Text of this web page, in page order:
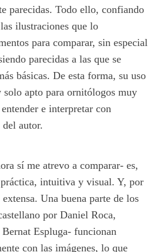
parecidas. Todo ello, confiando
ilustraciones que lo
para comparar, sin especial
parecidas a las que se
básicas. De esta forma, su uso
solo apto para ornitólogos muy
e interpretar con
autor.
sí me atrevo a comparar- es,
intuitiva y visual. Y, por
Una buena parte de los
por Daniel Roca,
Espluga- funcionan
con las imágenes, lo que